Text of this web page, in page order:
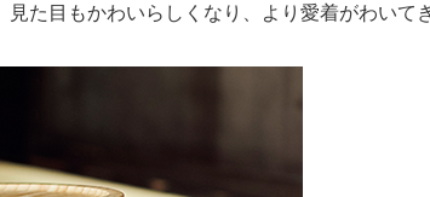
た目もかわいらしくなり、より愛着がわいて